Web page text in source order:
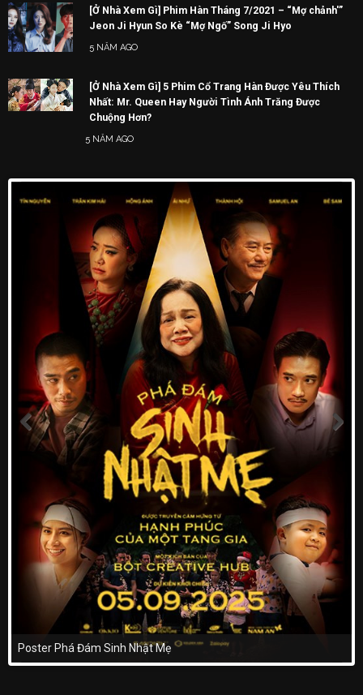
[Ở Nhà Xem Gì] Phim Hàn Tháng 7/2021 – “Mợ chảnh'”
Jeon Ji Hyun So Kè “Mợ Ngố” Song Ji Hyo
5 NĂM AGO
[Ở Nhà Xem Gì] 5 Phim Cổ Trang Hàn Được Yêu Thích
Nhất: Mr. Queen Hay Người Tình Ánh Trăng Được
Chuộng Hơn?
5 NĂM AGO
Poster Phá Đám Sinh Nhật Mẹ